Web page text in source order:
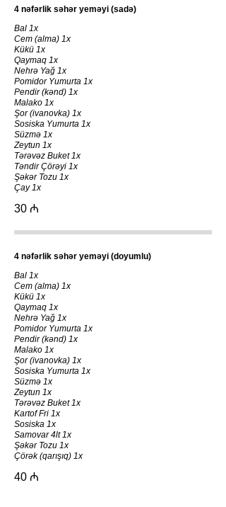
4 nəfərlik səhər yeməyi (sadə)
Bal 1x
Cem (alma) 1x
Kükü 1x
Qaymaq 1x
Nehrə Yağ 1x
Pomidor Yumurta 1x
Pendir (kənd) 1x
Malako 1x
Şor (ivanovka) 1x
Sosiska Yumurta 1x
Süzmə 1x
Zeytun 1x
Tərəvəz Buket 1x
Təndir Çörəyi 1x
Şəkər Tozu 1x
Çay 1x
30 ₼
4 nəfərlik səhər yeməyi (doyumlu)
Bal 1x
Cem (alma) 1x
Kükü 1x
Qaymaq 1x
Nehrə Yağ 1x
Pomidor Yumurta 1x
Pendir (kənd) 1x
Malako 1x
Şor (ivanovka) 1x
Sosiska Yumurta 1x
Süzmə 1x
Zeytun 1x
Tərəvəz Buket 1x
Kartof Fri 1x
Sosiska 1x
Samovar 4lt 1x
Şəkər Tozu 1x
Çörək (qarışıq) 1x
40 ₼